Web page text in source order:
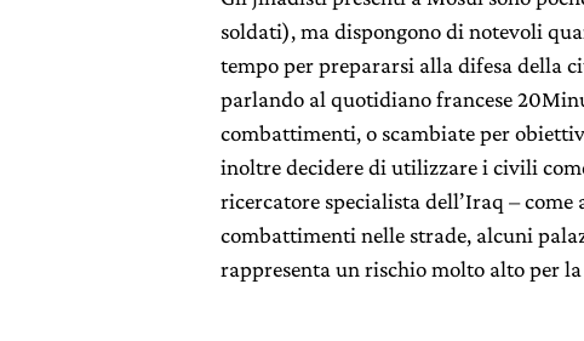
soldati), ma dispongono di notevoli
tempo per prepararsi alla difesa della
parlando al quotidiano francese
combattimenti, o scambiate per
inoltre decidere di utilizzare i civili
ricercatore specialista dell’Iraq – come
combattimenti nelle strade, alcuni
rappresenta un rischio molto alto per